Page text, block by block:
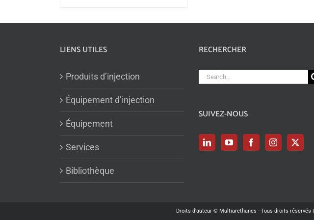
LIENS UTILES
Produits d’injection
Équipement d’injection
Équipement
Services
Bibliothèque
RECHERCHER
Search
SUIVEZ-NOUS
Droits d'auteur © Multiurethanes - Tous droits réservés |